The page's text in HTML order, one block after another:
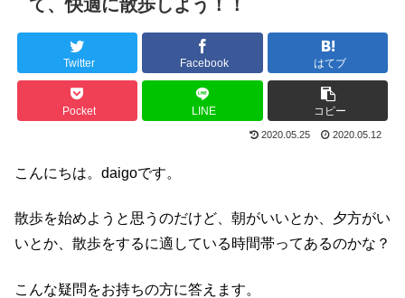
て、快適に散歩しよう！！
Twitter Facebook はてブ
Pocket LINE コピー
2020.05.25 2020.05.12
こんにちは。daigoです。
散歩を始めようと思うのだけど、朝がいいとか、夕方がい
いとか、散歩をするに適している時間帯ってあるのかな？
こんな疑問をお持ちの方に答えます。